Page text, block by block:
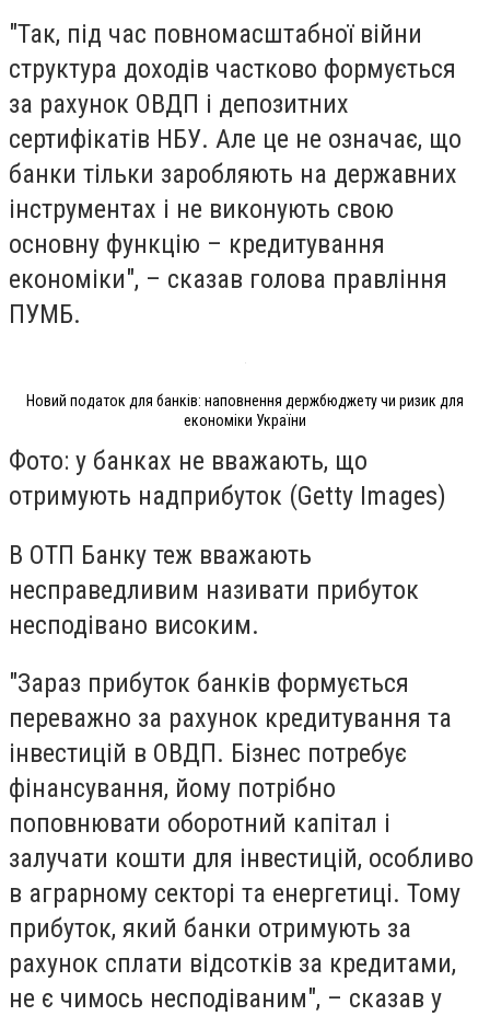
"Так, під час повномасштабної війни
структура доходів частково формується
за рахунок ОВДП і депозитних
сертифікатів НБУ. Але це не означає, що
банки тільки заробляють на державних
інструментах і не виконують свою
основну функцію – кредитування
економіки", – сказав голова правління
ПУМБ.
Новий податок для банків: наповнення держбюджету чи ризик для
економіки України
Фото: у банках не вважають, що
отримують надприбуток (Getty Images)
В ОТП Банку теж вважають
несправедливим називати прибуток
несподівано високим.
"Зараз прибуток банків формується
переважно за рахунок кредитування та
інвестицій в ОВДП. Бізнес потребує
фінансування, йому потрібно
поповнювати оборотний капітал і
залучати кошти для інвестицій, особливо
в аграрному секторі та енергетиці. Тому
прибуток, який банки отримують за
рахунок сплати відсотків за кредитами,
не є чимось несподіваним", – сказав у